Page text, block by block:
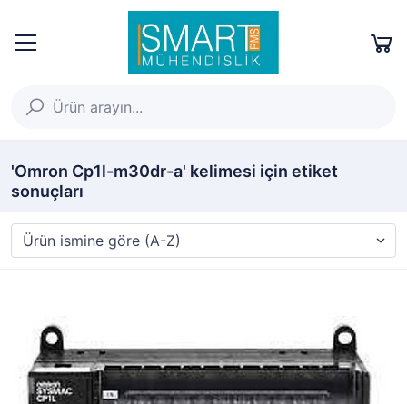
'Omron Cp1l-m30dr-a' kelimesi için etiket
sonuçları